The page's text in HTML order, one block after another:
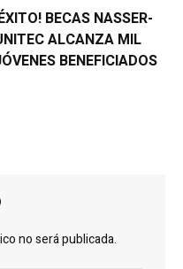
BECAS NASSER-
ALCANZA MIL
BENEFICIADOS
no será publicada.